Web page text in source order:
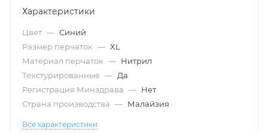
Характеристики
Цвет — Синий
Размер перчаток — XL
Материал перчаток — Нитрил
Текстурированные — Да
Регистрация Минздрава — Нет
Страна производства — Малайзия
Все характеристики